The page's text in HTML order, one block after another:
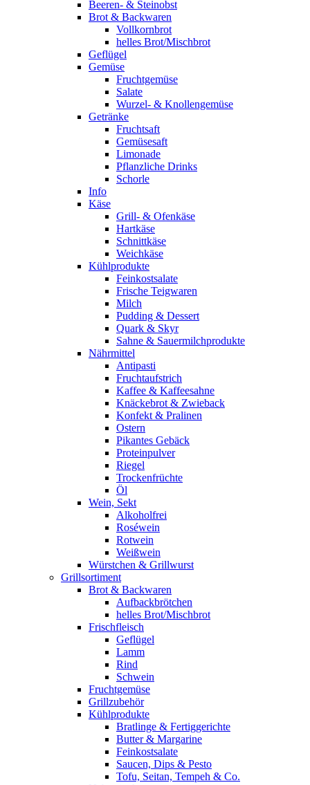
Beeren- & Steinobst
Brot & Backwaren
Vollkornbrot
helles Brot/Mischbrot
Geflügel
Gemüse
Fruchtgemüse
Salate
Wurzel- & Knollengemüse
Getränke
Fruchtsaft
Gemüsesaft
Limonade
Pflanzliche Drinks
Schorle
Info
Käse
Grill- & Ofenkäse
Hartkäse
Schnittkäse
Weichkäse
Kühlprodukte
Feinkostsalate
Frische Teigwaren
Milch
Pudding & Dessert
Quark & Skyr
Sahne & Sauermilchprodukte
Nährmittel
Antipasti
Fruchtaufstrich
Kaffee & Kaffeesahne
Knäckebrot & Zwieback
Konfekt & Pralinen
Ostern
Pikantes Gebäck
Proteinpulver
Riegel
Trockenfrüchte
Öl
Wein, Sekt
Alkoholfrei
Roséwein
Rotwein
Weißwein
Würstchen & Grillwurst
Grillsortiment
Brot & Backwaren
Aufbackbrötchen
helles Brot/Mischbrot
Frischfleisch
Geflügel
Lamm
Rind
Schwein
Fruchtgemüse
Grillzubehör
Kühlprodukte
Bratlinge & Fertiggerichte
Butter & Margarine
Feinkostsalate
Saucen, Dips & Pesto
Tofu, Seitan, Tempeh & Co.